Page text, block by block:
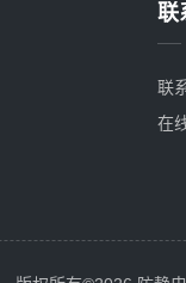
联
联
在